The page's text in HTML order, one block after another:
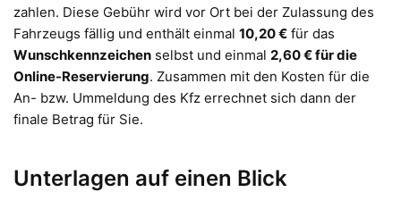
zahlen. Diese Gebühr wird vor Ort bei der Zulassung des
Fahrzeugs fällig und enthält einmal 10,20 € für das
Wunschkennzeichen selbst und einmal 2,60 € für die
Online-Reservierung. Zusammen mit den Kosten für die
An- bzw. Ummeldung des Kfz errechnet sich dann der
finale Betrag für Sie.
Unterlagen auf einen Blick